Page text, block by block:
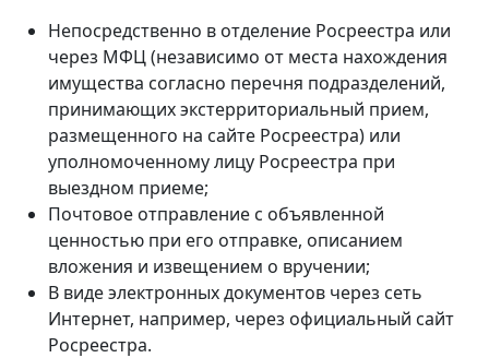
Непосредственно в отделение Росреестра или
через МФЦ (независимо от места нахождения
имущества согласно перечня подразделений,
принимающих экстерриториальный прием,
размещенного на сайте Росреестра) или
уполномоченному лицу Росреестра при
выездном приеме;
Почтовое отправление с объявленной
ценностью при его отправке, описанием
вложения и извещением о вручении;
В виде электронных документов через сеть
Интернет, например, через официальный сайт
Росреестра.